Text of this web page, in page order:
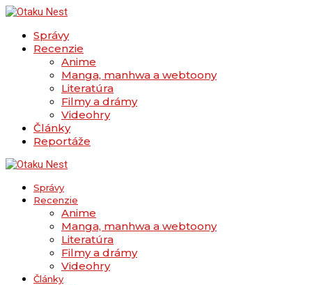
Správy
Recenzie
Anime
Manga, manhwa a webtoony
Literatúra
Filmy a drámy
Videohry
Články
Reportáže
Správy
Recenzie
Anime
Manga, manhwa a webtoony
Literatúra
Filmy a drámy
Videohry
Články